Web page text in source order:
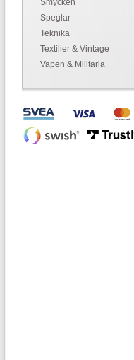
Smycken
Speglar
Teknika
Textilier & Vintage
Vapen & Militaria